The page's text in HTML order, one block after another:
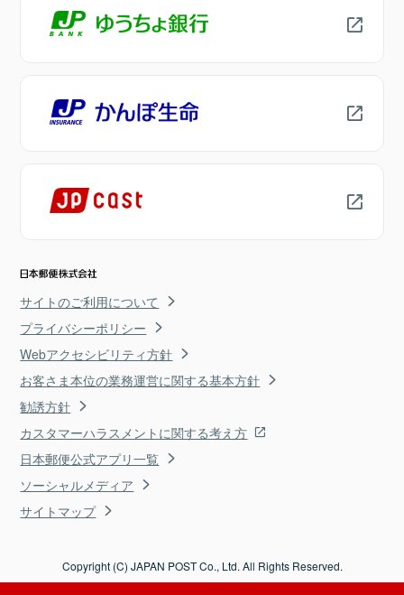
サイトのご利用について
プライバシーポリシー
Webアクセシビリティ方針
お客さま本位の業務運営に関する基本方針
勧誘方針
カスタマーハラスメントに関する考え方
日本郵便公式アプリ一覧
ソーシャルメディア
サイトマップ
Copyright (C) JAPAN POST Co., Ltd. All Rights Reserved.